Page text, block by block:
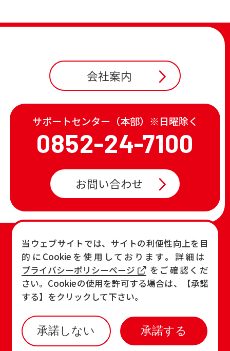
当ウェブサイトでは、サイトの利便性向上を目
的にCookieを使用しております。詳細は
プライバシーポリシーページ
をご確認くだ
さい。Cookieの使用を許可する場合は、【承諾
する】をクリックして下さい。
承諾しない 承諾する
会社案内
サポートセンター（本部）※日曜除く
0852-24-7100
お問い合わせ
TOP
店舗一覧・チラシ
お知らせ
おすすめ商品
各店の最新情報